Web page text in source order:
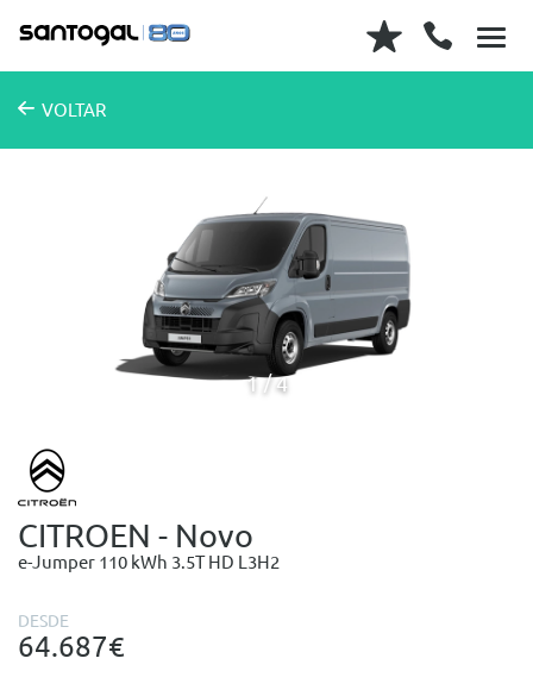
VOLTAR
1 4
CITROEN - Novo
e-Jumper 110 kWh 3.5T HD L3H2
DESDE
64.687€